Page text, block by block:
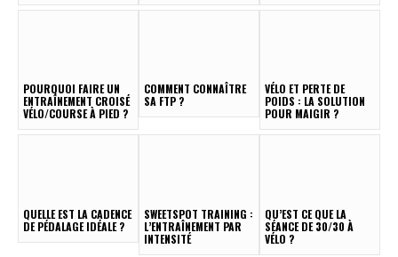
POURQUOI FAIRE UN
ENTRAÎNEMENT CROISÉ
VÉLO/COURSE À PIED ?
COMMENT CONNAÎTRE
SA FTP ?
VÉLO ET PERTE DE
POIDS : LA SOLUTION
POUR MAIGIR ?
QUELLE EST LA CADENCE
DE PÉDALAGE IDÉALE ?
SWEETSPOT TRAINING :
L’ENTRAÎNEMENT PAR
INTENSITÉ
QU’EST CE QUE LA
SÉANCE DE 30/30 À
VÉLO ?